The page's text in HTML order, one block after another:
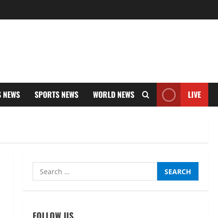
SPORTS NEWS WORLD NEWS LIVE
Search
for: